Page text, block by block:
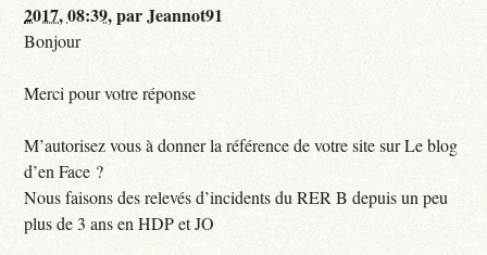
2017, 08:39,parJeannot91
Bonjour
Merci pour votre réponse
M’autorisez vous à donner la référence de votre site sur Le blog
d’en Face ?
Nous faisons des relevés d’incidents du RER B depuis un peu
plus de 3 ans en HDP et JO